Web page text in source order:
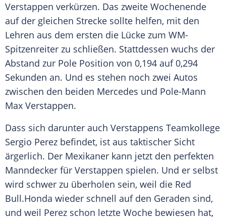
Verstappen verkürzen. Das zweite Wochenende
auf der gleichen Strecke sollte helfen, mit den
Lehren aus dem ersten die Lücke zum WM-
Spitzenreiter zu schließen. Stattdessen wuchs der
Abstand zur Pole Position von 0,194 auf 0,294
Sekunden an. Und es stehen noch zwei Autos
zwischen den beiden Mercedes und Pole-Mann
Max Verstappen.
Dass sich darunter auch Verstappens Teamkollege
Sergio Perez befindet, ist aus taktischer Sicht
ärgerlich. Der Mexikaner kann jetzt den perfekten
Manndecker für Verstappen spielen. Und er selbst
wird schwer zu überholen sein, weil die Red
Bull.Honda wieder schnell auf den Geraden sind,
und weil Perez schon letzte Woche bewiesen hat,